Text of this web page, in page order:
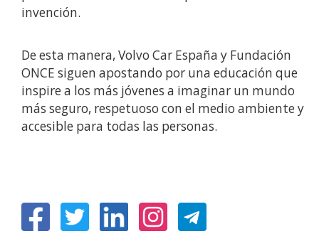
invención.
De esta manera, Volvo Car España y Fundación
ONCE siguen apostando por una educación que
inspire a los más jóvenes a imaginar un mundo
más seguro, respetuoso con el medio ambiente y
accesible para todas las personas.